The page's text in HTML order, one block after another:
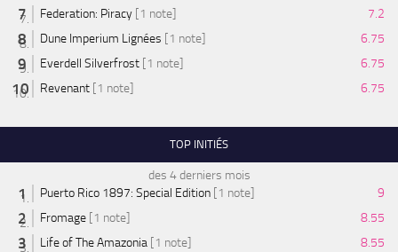
Federation: Piracy [1 note]
7.2
Dune Imperium Lignées [1 note]
6.75
Everdell Silverfrost [1 note]
6.75
Revenant [1 note] 6.75
TOP INITIÉS
des 4 derniers mois
Puerto Rico 1897: Special Edition [1 note]
9
Fromage [1 note]
8.55
Life of The Amazonia [1 note]
8.55